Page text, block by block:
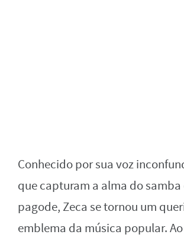
Conhecido por sua voz
que capturam a alma do samba
pagode, Zeca se tornou um
emblema da música popular.